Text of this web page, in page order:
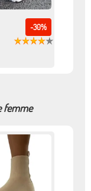
-30%
femme